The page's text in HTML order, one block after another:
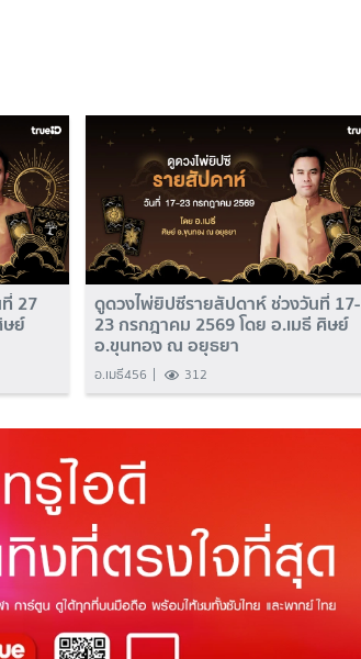
27
ษย์
ดูดวงไพ่ยิปซีรายสัปดาห์ ช่วงวันที่ 17-
23 กรกฎาคม 2569 โดย อ.เมธี ศิษย์
อ.ขุนทอง ณ อยุธยา
อ.เมธี456 312